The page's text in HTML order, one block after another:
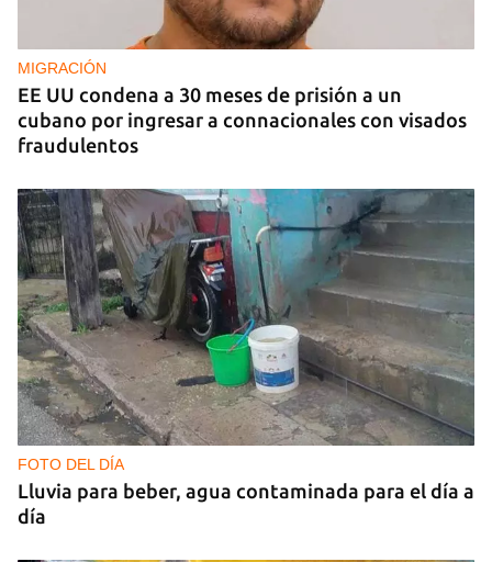
Un público enamorado de Celia Cruz desafía la
censura en un homenaje en La Habana
MIGRACIÓN
EE UU condena a 30 meses de prisión a un
cubano por ingresar a connacionales con visados
fraudulentos
FOTO DEL DÍA
Lluvia para beber, agua contaminada para el día a
día